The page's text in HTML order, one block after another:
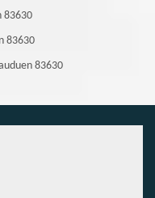
83630
83630
83630